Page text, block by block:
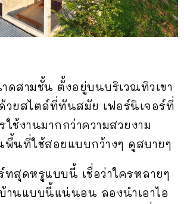
ดสามชั้น ตั้งอยู่บนบริเวณทิวเขา
วยสไตล์ที่ทันสมัย เฟอร์นิเจอร์ที่
ช้งานมากกว่าความสวยงาม
พื้นที่ใช้สอยแบบกว้างๆ ดูสบายๆ
สุดหรูแบบนี้ เชื่อว่าใครหลายๆ
านแบบนี้แน่นอน ลองนำเอาไอ